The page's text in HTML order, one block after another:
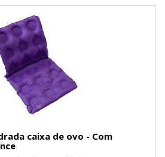
caixa de ovo - Com